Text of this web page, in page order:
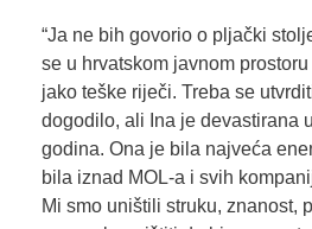
“Ja ne bih govorio o pljački
se u hrvatskom javnom
jako teške riječi. Treba se
dogodilo, ali Ina je devastirana
godina. Ona je bila najveća
bila iznad MOL-a i svih
Mi smo uništili struku, znanost,